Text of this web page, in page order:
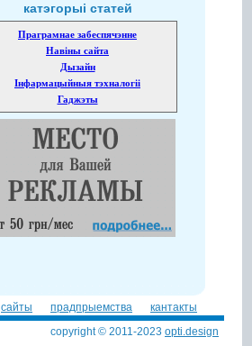
катэгорыі статей
Праграмнае забеспячэнне
Навіны сайта
Дызайн
Інфармацыйныя тэхналогіі
Гаджэты
сайты прадпрыемства
кантакты
copyright © 2011-2023 opti.design